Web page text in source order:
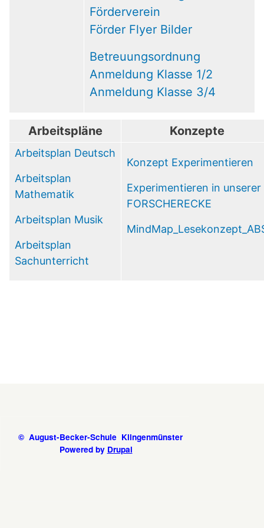
Förderverein
Förder Flyer Bilder
Betreuungsordnung
Anmeldung Klasse 1/2
Anmeldung Klasse 3/4
Arbeitspläne Konzepte
Arbeitsplan Deutsch
Arbeitsplan
Mathematik
Arbeitsplan Musik
Arbeitsplan
Sachunterricht
Konzept Experimentieren
Experimentieren in unserer
FORSCHERECKE
© August-Becker-Schule Klingenmünster
Powered by Drupal